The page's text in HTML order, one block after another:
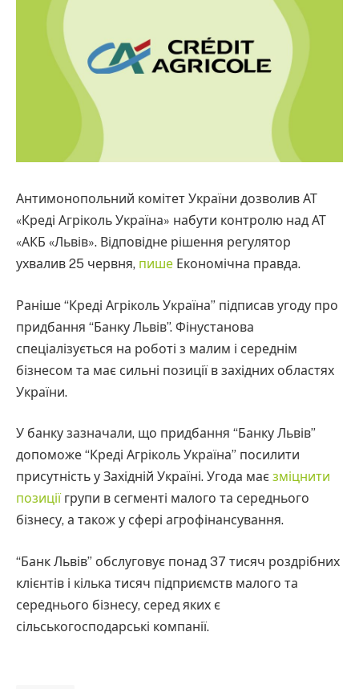
Антимонопольний комітет України дозволив АТ
«Креді Агріколь Україна» набути контролю над АТ
«АКБ «Львів». Відповідне рішення регулятор
ухвалив 25 червня, пише Економічна правда.
Раніше “Креді Агріколь Україна” підписав угоду про
придбання “Банку Львів”. Фінустанова
спеціалізується на роботі з малим і середнім
бізнесом та має сильні позиції в західних областях
України.
У банку зазначали, що придбання “Банку Львів”
допоможе “Креді Агріколь Україна” посилити
присутність у Західній Україні. Угода має зміцнити
позиціїгрупи в сегменті малого та середнього
бізнесу, а також у сфері агрофінансування.
“Банк Львів” обслуговує понад 37 тисяч роздрібних
клієнтів і кілька тисяч підприємств малого та
середнього бізнесу, серед яких є
сільськогосподарські компанії.